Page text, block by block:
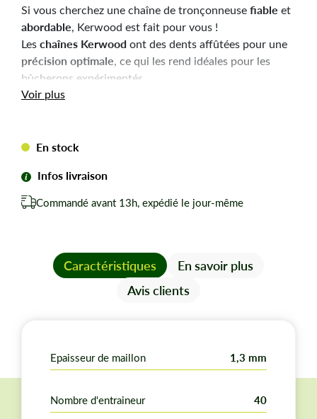
Si vous cherchez une chaîne de tronçonneusefiable et
abordable, Kerwood est fait pour vous !
Leschaînes Kerwoodont des dents affûtées pour une
précision optimale, ce qui les rend idéales pour les
bûcherons expérimentés.
Durabilité
Chaîne 40 entraineurs (maillons) epaisseur de 1,3 mm
en pas de 3/8"LP de marque Kerwood, pour
Voir plus
En stock
Infos livraison
Commandé avant 13h, expédié le jour-même
Caractéristiques
En savoir plus
Avis clients
Epaisseur de maillon 1,3 mm
Nombre d'entraineur 40